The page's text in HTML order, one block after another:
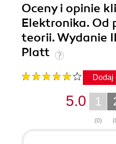
Oceny i opinie
Elektronika. Od
teorii. Wydanie
Platt
Dodaj
1
(0)
5.0